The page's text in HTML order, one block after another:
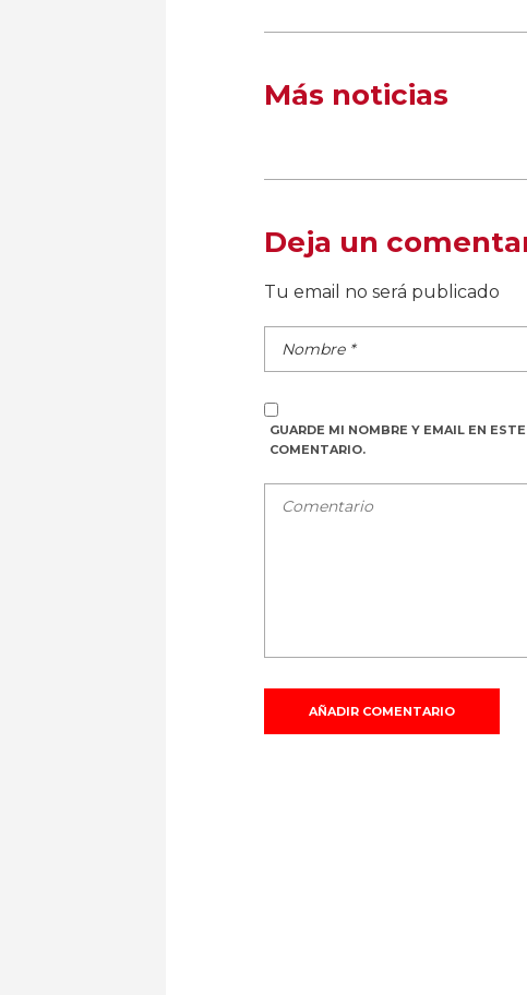
Más noticias
Deja un
Tu email no será publicado
GUARDE MI NOMBRE Y EMAIL EN
COMENTARIO.